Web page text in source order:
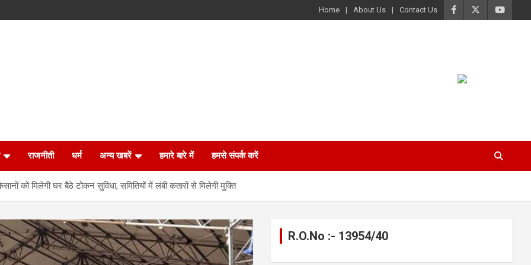
Home About Us Contact Us
राजनीती धर्म अन्य खबरें हमारे बारे में हमसे संपर्क करें
को मिलेगी घर बैठे टोकन सुविधा, समितियों में लंबी कतारों से मिलेगी मुक्ति
R.O.No :- 13954/40